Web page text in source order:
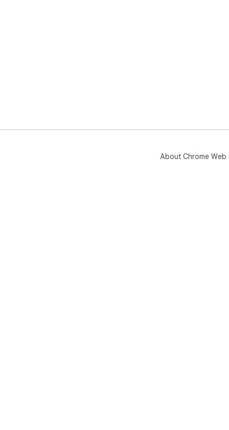
About Chrome Web